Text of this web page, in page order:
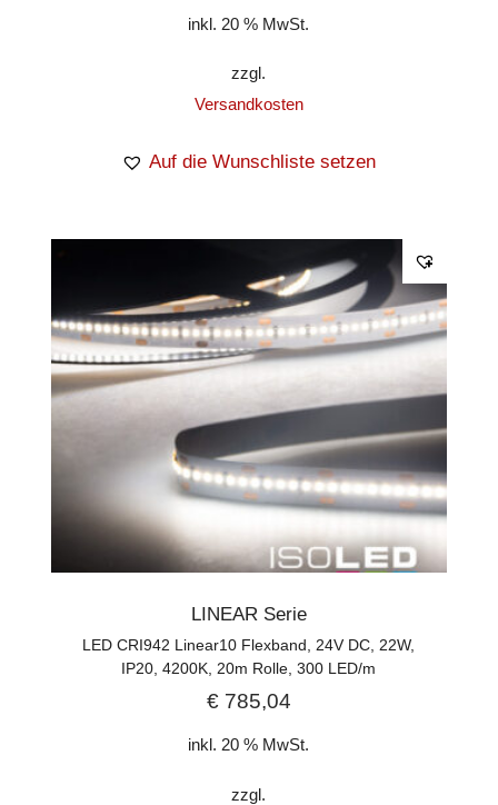
inkl. 20 % MwSt.
zzgl.
Versandkosten
Auf die Wunschliste setzen
LINEAR Serie
LED CRI942 Linear10 Flexband, 24V DC, 22W,
IP20, 4200K, 20m Rolle, 300 LED/m
€785,04
inkl. 20 % MwSt.
zzgl.